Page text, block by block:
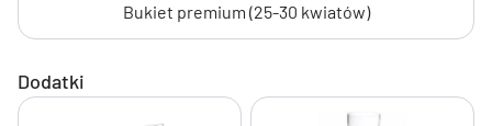
Bukiet premium (25-30 kwiatów)
Dodatki